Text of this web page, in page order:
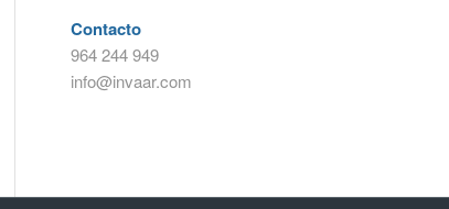
Contacto
964 244 949
info@invaar.com